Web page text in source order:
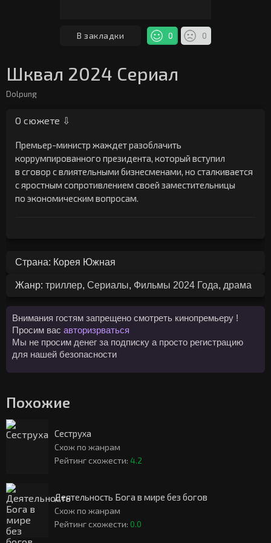
В закладки 0 0
Шквал 2024 Сериал
Dolpung
О сюжете ⇩
Премьер-министр жаждет разоблачить
коррумпированного президента, который вступил
в сговор с влиятельными бизнесменами, но сталкивается
с яростным сопротивлением своей заместительницы
по экономическим вопросам.
Страна: Корея Южная
Жанр: триллер, Сериалы, Фильмы 2024 Года, драма
Внимания гостям запрещено смотреть кинопремьеру !
Просим вас авторизрваться
Мы не просим денег за подписку а просто регистрацию
для нашей безопасности
Похожие
Сеструха
Схож по жанрам
Рейтинг схожести: 4.2
Деятельность Бога в мире без богов
Схож по жанрам
Рейтинг схожести: 0.0